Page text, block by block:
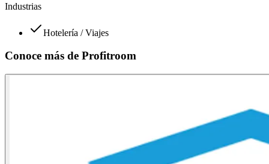
Industrias
Hotelería / Viajes
Conoce más de Profitroom